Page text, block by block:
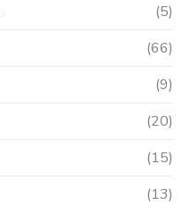
(5)
(66)
(9)
(20)
(15)
(13)